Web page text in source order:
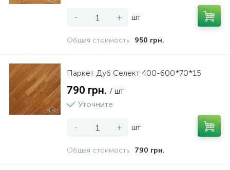
- + шт
Общая стоимость 950 грн.
Паркет Дуб Селект 400-600*70*15
790 грн. / шт
Уточните
- + шт
Общая стоимость 790 грн.